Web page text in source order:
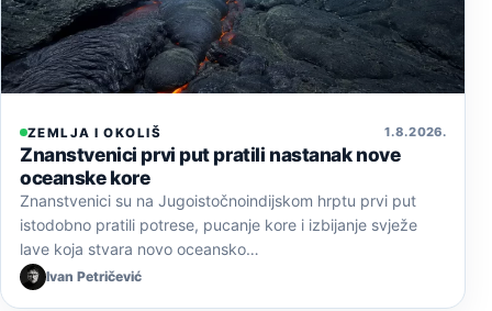
ZEMLJA I OKOLIŠ 1. 8. 2026.
Znanstvenici prvi put pratili nastanak nove
oceanske kore
Znanstvenici su na Jugoistočnoindijskom hrptu prvi put
istodobno pratili potrese, pucanje kore i izbijanje svježe
lave koja stvara novo oceansko…
Ivan Petričević